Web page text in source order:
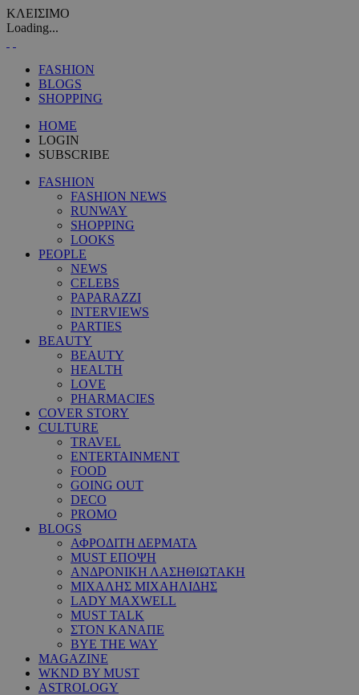
ΚΛΕΙΣΙΜΟ
Loading...
FASHION
BLOGS
SHOPPING
HOME
LOGIN
SUBSCRIBE
FASHION
FASHION NEWS
RUNWAY
SHOPPING
LOOKS
PEOPLE
NEWS
CELEBS
PAPARAZZI
INTERVIEWS
PARTIES
BEAUTY
BEAUTY
HEALTH
LOVE
PHARMACIES
COVER STORY
CULTURE
TRAVEL
ENTERTAINMENT
FOOD
GOING OUT
DECO
PROMO
BLOGS
ΑΦΡΟΔΙΤΗ ΔΕΡΜΑΤΑ
MUST ΕΠΟΨΗ
ΑΝΔΡΟΝΙΚΗ ΛΑΣΗΘΙΩΤΑΚΗ
ΜΙΧΑΛΗΣ ΜΙΧΑΗΛΙΔΗΣ
LADY MAXWELL
MUST TALK
ΣΤΟΝ ΚΑΝΑΠΕ
BYE THE WAY
MAGAZINE
WKND BY MUST
ASTROLOGY